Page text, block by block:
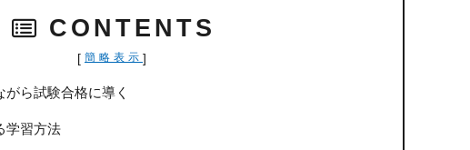
CONTENTS
[ 簡略表示 ]
ら試験合格に導く
学習方法